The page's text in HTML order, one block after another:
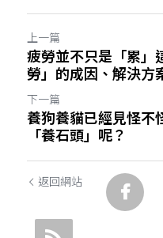
上一篇
疲勞並不只是「累」
勞」的成因、解決方
下一篇
養狗養貓已經見怪不
「養石頭」呢？
返回網站